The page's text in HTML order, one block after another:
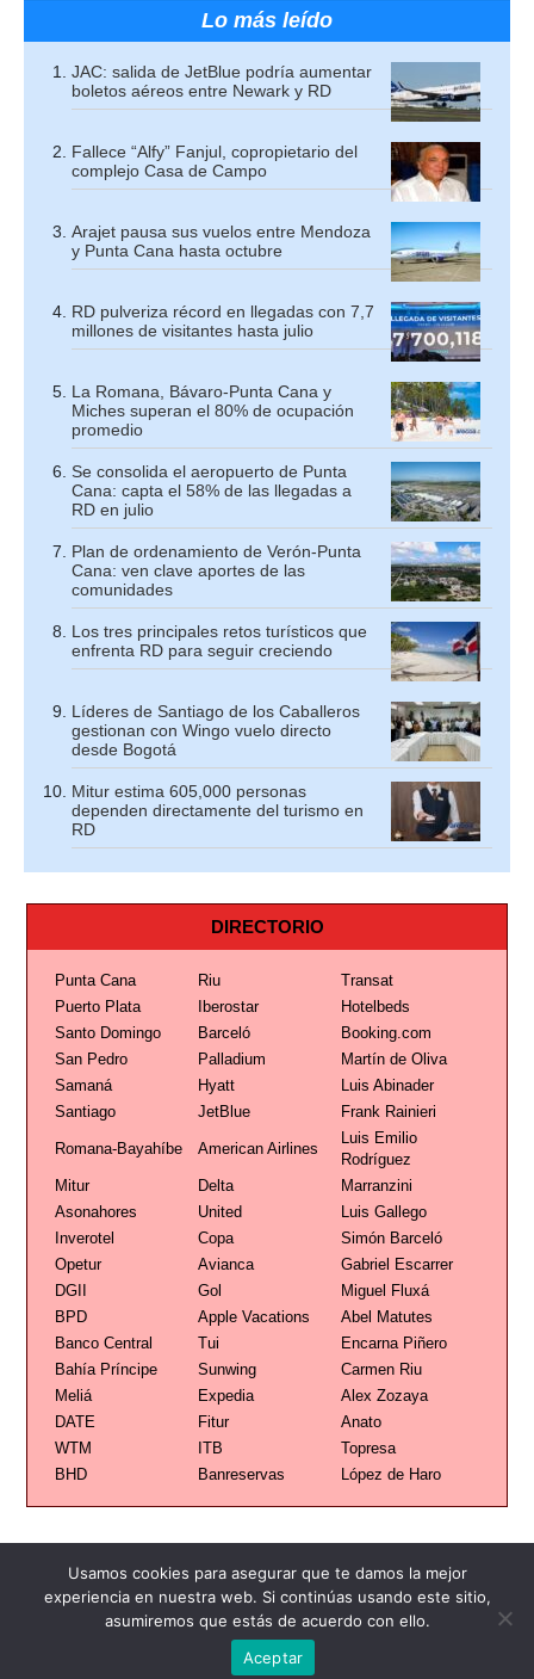
Lo más leído
JAC: salida de JetBlue podría aumentar
boletos aéreos entre Newark y RD
Fallece “Alfy” Fanjul, copropietario del
complejo Casa de Campo
Arajet pausa sus vuelos entre Mendoza
y Punta Cana hasta octubre
RD pulveriza récord en llegadas con 7,7
millones de visitantes hasta julio
La Romana, Bávaro-Punta Cana y
Miches superan el 80% de ocupación
promedio
Se consolida el aeropuerto de Punta
Cana: capta el 58% de las llegadas a
RD en julio
Plan de ordenamiento de Verón-Punta
Cana: ven clave aportes de las
comunidades
Los tres principales retos turísticos que
enfrenta RD para seguir creciendo
Líderes de Santiago de los Caballeros
gestionan con Wingo vuelo directo
desde Bogotá
Mitur estima 605,000 personas
dependen directamente del turismo en
RD
DIRECTORIO
Punta Cana Riu
Transat
Puerto Plata
Iberostar
Hotelbeds
Santo Domingo
Barceló
Booking.com
San Pedro
Palladium
Martín de Oliva
Samaná
Hyatt
Luis Abinader
Santiago
JetBlue Frank Rainieri
Romana-Bayahíbe American Airlines
Luis Emilio
Rodríguez
Mitur
Delta
Marranzini
Asonahores
United
Luis Gallego
Inverotel
Copa
Simón Barceló
Opetur
Avianca
Gabriel Escarrer
DGII
Gol
Miguel Fluxá
BPD
Apple Vacations
Abel Matutes
Banco Central
Tui
Encarna Piñero
Bahía Príncipe
Sunwing
Carmen Riu
Meliá
Expedia
Alex Zozaya
DATE
Fitur
Anato
WTM
ITB
Topresa
BHD
Banreservas López de Haro
Usamos cookies para asegurar que te damos la mejor
experiencia en nuestra web. Si continúas usando este sitio,
asumiremos que estás de acuerdo con ello.
Aceptar
Publicidad Redacción Contacto
Todos los derechos reservados